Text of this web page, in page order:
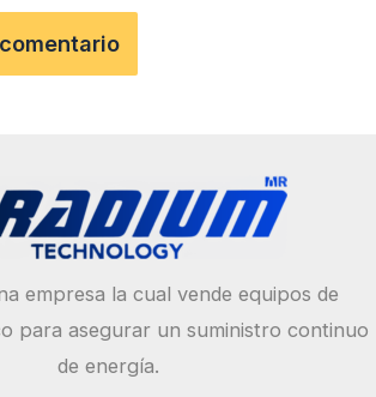
empresa la cual vende equipos de
para asegurar un suministro continuo
de energía.